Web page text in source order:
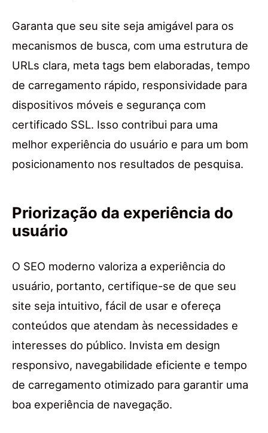
Garanta que seu site seja amigável para os
mecanismos de busca, com uma estrutura de
URLs clara, meta tags bem elaboradas, tempo
de carregamento rápido, responsividade para
dispositivos móveis e segurança com
certificado SSL. Isso contribui para uma
melhor experiência do usuário e para um bom
posicionamento nos resultados de pesquisa.
Priorização da experiência do
usuário
O SEO moderno valoriza a experiência do
usuário, portanto, certifique-se de que seu
site seja intuitivo, fácil de usar e ofereça
conteúdos que atendam às necessidades e
interesses do público. Invista em design
responsivo, navegabilidade eficiente e tempo
de carregamento otimizado para garantir uma
boa experiência de navegação.